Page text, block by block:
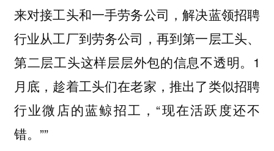
来对接工头和一手劳务公司，解决蓝领招聘
行业从工厂到劳务公司，再到第一层工头、
第二层工头这样层层外包的信息不透明。1
月底，趁着工头们在老家，推出了类似招聘
行业微店的蓝鲸招工，“现在活跃度还不
错。””